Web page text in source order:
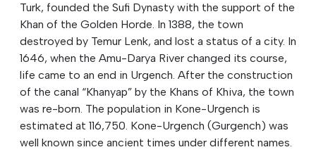
Turk, founded the Sufi Dynasty with the support of the
Khan of the Golden Horde. In 1388, the town
destroyed by Temur Lenk, and lost a status of a city. In
1646, when the Amu-Darya River changed its course,
life came to an end in Urgench. After the construction
of the canal “Khanyap” by the Khans of Khiva, the town
was re-born. The population in Kone-Urgench is
estimated at 116,750. Kone-Urgench (Gurgench) was
well known since ancient times under different names.